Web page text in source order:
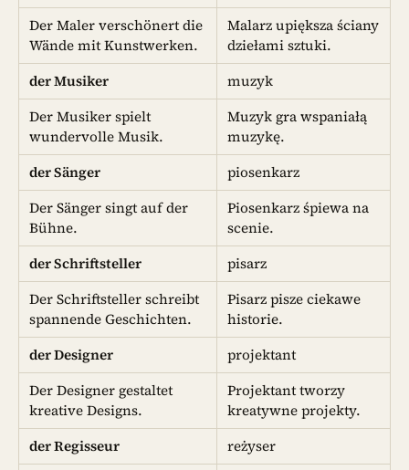
Der Maler verschönert die
Wände mit Kunstwerken.
Malarz upiększa ściany
dziełami sztuki.
der Musiker
muzyk
Der Musiker spielt
wundervolle Musik.
Muzyk gra wspaniałą
muzykę.
der Sänger
piosenkarz
Der Sänger singt auf der
Bühne.
Piosenkarz śpiewa na
scenie.
der Schriftsteller
pisarz
Der Schriftsteller schreibt
spannende Geschichten.
Pisarz pisze ciekawe
historie.
der Designer
projektant
Der Designer gestaltet
kreative Designs.
Projektant tworzy
kreatywne projekty.
der Regisseur
reżyser